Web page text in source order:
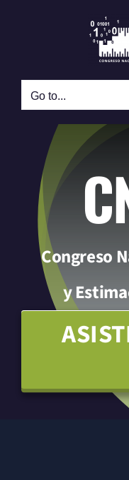
Go to...
Congreso
y